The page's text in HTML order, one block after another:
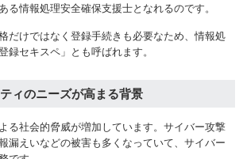
る情報処理安全確保支援士となれるのです。
だけではなく登録手続きも必要なため、情報処
録セキスペ」とも呼ばれます。
ィのニーズが高まる背景
る社会的脅威が増加しています。サイバー攻撃
漏えいなどの被害も多くなっていて、サイバー